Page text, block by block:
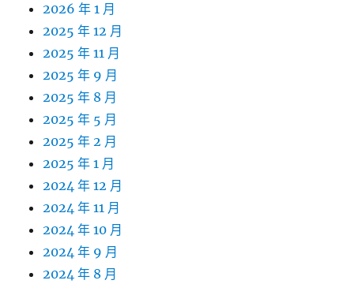
2026 年 1 月
2025 年 12 月
2025 年 11 月
2025 年 9 月
2025 年 8 月
2025 年 5 月
2025 年 2 月
2025 年 1 月
2024 年 12 月
2024 年 11 月
2024 年 10 月
2024 年 9 月
2024 年 8 月